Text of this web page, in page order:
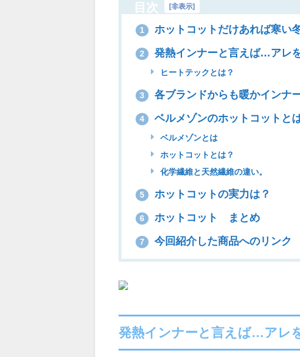
目次 [非表示]
1 ホットコットだけあれば寒い
2 発熱インナーと言えば…アレ
ヒートテックとは？
3 各ブランドからも暖かインナ
4 ベルメゾンのホットコットと
ベルメゾンとは
ホットコットとは？
化学繊維と天然繊維の違い。
5 ホットコットの実力は？
6 ホットコット まとめ
7 今回紹介した商品へのリンク
発熱インナーと言えば…アレ